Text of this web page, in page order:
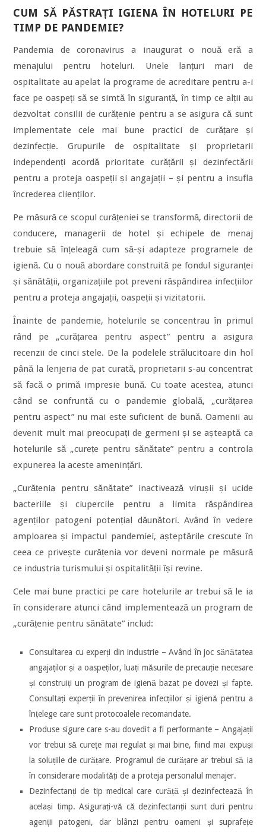
CUM SĂ PĂSTRAȚI IGIENA ÎN HOTELURI PE
TIMP DE PANDEMIE?
Pandemia de coronavirus a inaugurat o nouă eră a
menajului pentru hoteluri. Unele lanțuri mari de
ospitalitate au apelat la programe de acreditare pentru a-i
face pe oaspeți să se simtă în siguranță, în timp ce alții au
dezvoltat consilii de curățenie pentru a se asigura că sunt
implementate cele mai bune practici de curățare și
dezinfecție. Grupurile de ospitalitate și proprietarii
independenți acordă prioritate curățării și dezinfectării
pentru a proteja oaspeții și angajații – și pentru a insufla
încrederea clienților.
Pe măsură ce scopul curățeniei se transformă, directorii de
conducere, managerii de hotel și echipele de menaj
trebuie să înțeleagă cum să-și adapteze programele de
igienă. Cu o nouă abordare construită pe fondul siguranței
și sănătății, organizațiile pot preveni răspândirea infecțiilor
pentru a proteja angajații, oaspeții și vizitatorii.
Înainte de pandemie, hotelurile se concentrau în primul
rând pe „curățarea pentru aspect” pentru a asigura
recenzii de cinci stele. De la podelele strălucitoare din hol
până la lenjeria de pat curată, proprietarii s-au concentrat
să facă o primă impresie bună. Cu toate acestea, atunci
când se confruntă cu o pandemie globală, „curățarea
pentru aspect” nu mai este suficient de bună. Oamenii au
devenit mult mai preocupați de germeni și se așteaptă ca
hotelurile să „curețe pentru sănătate” pentru a controla
expunerea la aceste amenințări.
„Curățenia pentru sănătate” inactivează virușii și ucide
bacteriile și ciupercile pentru a limita răspândirea
agenților patogeni potențial dăunători. Având în vedere
amploarea și impactul pandemiei, așteptările crescute în
ceea ce privește curățenia vor deveni normale pe măsură
ce industria turismului și ospitalității își revine.
Cele mai bune practici pe care hotelurile ar trebui să le ia
în considerare atunci când implementează un program de
„curățenie pentru sănătate” includ:
Consultarea cu experți din industrie – Având în joc sănătatea
angajaților și a oaspeților, luați măsurile de precauție necesare
și construiți un program de igienă bazat pe dovezi și fapte.
Consultați experții în prevenirea infecțiilor și igienă pentru a
înțelege care sunt protocoalele recomandate.
Produse sigure care s-au dovedit a fi performante – Angajații
vor trebui să curețe mai regulat și mai bine, fiind mai expuși
la soluțiile de curățare. Programul de curățare ar trebui să ia
în considerare modalități de a proteja personalul menajer.
Dezinfectanți de tip medical care curăță și dezinfectează în
același timp. Asigurați-vă că dezinfectanții sunt duri pentru
agenții patogeni, dar blânzi pentru oameni și suprafețe